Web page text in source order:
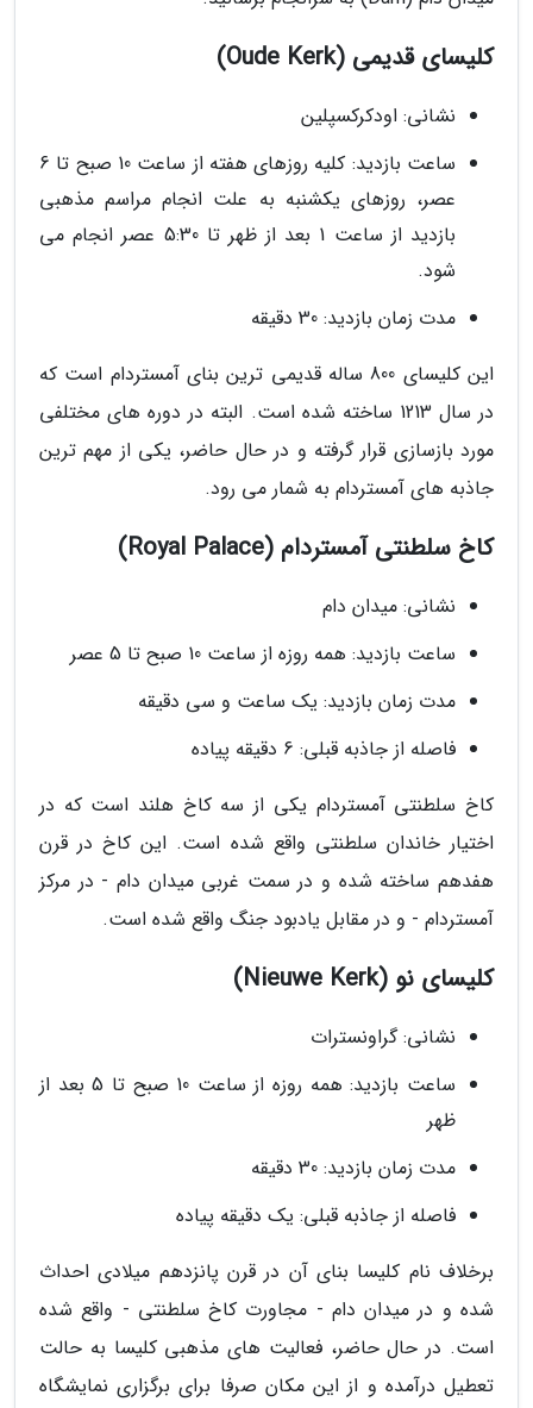
کلیسای قدیمی (Oude Kerk)
نشانی: اودکرکسپلین
ساعت بازدید: کلیه روزهای هفته از ساعت 10 صبح تا 6
عصر، روزهای یکشنبه به علت انجام مراسم مذهبی
بازدید از ساعت 1 بعد از ظهر تا 5:30 عصر انجام می
شود.
مدت زمان بازدید: 30 دقیقه
این کلیسای 800 ساله قدیمی ترین بنای آمستردام است که
در سال 1213 ساخته شده است. البته در دوره های مختلفی
مورد بازسازی قرار گرفته و در حال حاضر، یکی از مهم ترین
جاذبه های آمستردام به شمار می رود.
کاخ سلطنتی آمستردام (Royal Palace)
نشانی: میدان دام
ساعت بازدید: همه روزه از ساعت 10 صبح تا 5 عصر
مدت زمان بازدید: یک ساعت و سی دقیقه
فاصله از جاذبه قبلی: 6 دقیقه پیاده
کاخ سلطنتی آمستردام یکی از سه کاخ هلند است که در
اختیار خاندان سلطنتی واقع شده است. این کاخ در قرن
هفدهم ساخته شده و در سمت غربی میدان دام - در مرکز
آمستردام - و در مقابل یادبود جنگ واقع شده است.
کلیسای نو (Nieuwe Kerk)
نشانی: گراونسترات
ساعت بازدید: همه روزه از ساعت 10 صبح تا 5 بعد از
ظهر
مدت زمان بازدید: 30 دقیقه
فاصله از جاذبه قبلی: یک دقیقه پیاده
برخلاف نام کلیسا بنای آن در قرن پانزدهم میلادی احداث
شده و در میدان دام - مجاورت کاخ سلطنتی - واقع شده
است. در حال حاضر، فعالیت های مذهبی کلیسا به حالت
تعطیل درآمده و از این مکان صرفا برای برگزاری نمایشگاه